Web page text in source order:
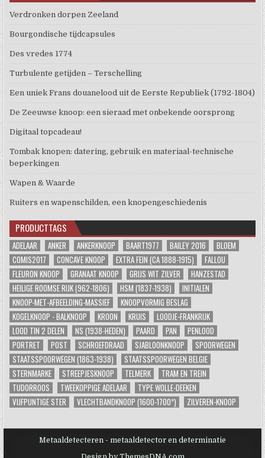
Verdronken dorpen Zeeland
Bourgondische tijdcapsules
Des vredes 1774
Turbulente getijden – Terschelling
Een uniek Frans douanelood uit de Eerste Republiek (1792-1804)
De Zeeuwse knoop: een sieraad met onbekende oorsprong
Digitaal topcadeau!
Tombak knopen: datering, gebruik en materiaal-technische
beperkingen
Wapen & Waarde
Ruiters en wapenschilden, een knopengeschiedenis
PRODUCTTAGS
ADELAAR ANKER ANKERKNOOP BAART1977 BAILEY 2016
BLOEM
COMIS2017
CONCAVE KNOOP EXTRA FEIN (CA 1888-1915)
FALLOU
FLEURON KNOOP
GRANAAT KNOOP GRIJS WIT ZILVER
HANZESTAD
HEILIGE ROOMSE RIJK (962-1806)
HSM (1837-1938)
INITIALEN
KNOOP-MET-AFBEELDING-MASSIEF
KNOOPVORMIG BESLAG
KOGELKNOOP - BALKNOOP
KROON KRUIS
LOODJE-FRANKRIJK
LOOD TIN 2 DELEN
NS (1938-HEDEN) PAARD PAN
PENLOOD
PORTRET
POST SCHROEFDRAAD SJABLOONKNOOP
SPOORWEGEN
STAATSSPOORWEGEN (1863-1938)
STAATSSPOORWEGEN BELGIE
STERNMARKE
STREEPJESKNOOP TELMERK
TRAM EN TREIN
TUDORROOS
TWEEKOPPIGE ADELAAR
TYPE WOLLE-DEEKEN
VIJFPUNTIGE STER
VLECHTBANDKNOOP (1600-1700*) ZILVEREN-KNOOP
Metaaldetecteren - metaaldetector en determinatie